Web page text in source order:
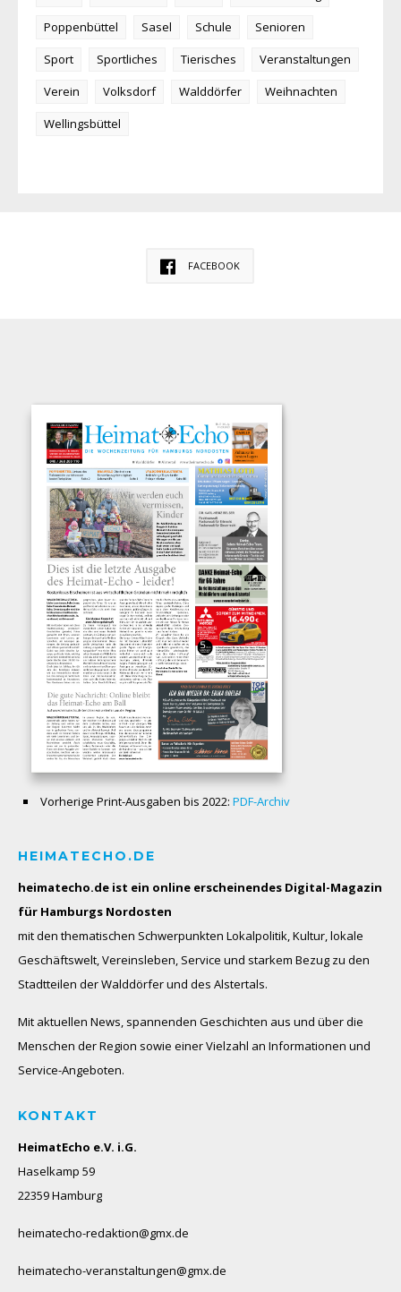
Poppenbüttel
Sasel Schule
Senioren
Sport
Sportliches Tierisches
Veranstaltungen
Verein
Volksdorf Walddörfer
Weihnachten
Wellingsbüttel
FACEBOOK
Vorherige Print-Ausgaben bis 2022: PDF-Archiv
HEIMATECHO.DE
heimatecho.de ist ein online erscheinendes Digital-Magazin
für Hamburgs Nordosten
mit den thematischen Schwerpunkten Lokalpolitik, Kultur, lokale
Geschäftswelt, Vereinsleben, Service und starkem Bezug zu den
Stadtteilen der Walddörfer und des Alstertals.
Mit aktuellen News, spannenden Geschichten aus und über die
Menschen der Region sowie einer Vielzahl an Informationen und
Service-Angeboten.
KONTAKT
HeimatEcho e.V. i.G.
Haselkamp 59
22359 Hamburg
heimatecho-redaktion@gmx.de
heimatecho-veranstaltungen@gmx.de